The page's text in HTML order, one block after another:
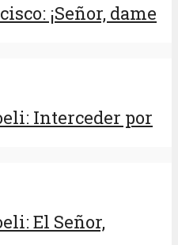
¡Señor, dame
Interceder por
El Señor,